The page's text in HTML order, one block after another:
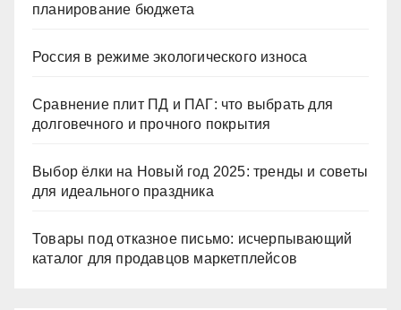
планирование бюджета
Россия в режиме экологического износа
Сравнение плит ПД и ПАГ: что выбрать для
долговечного и прочного покрытия
Выбор ёлки на Новый год 2025: тренды и советы
для идеального праздника
Товары под отказное письмо: исчерпывающий
каталог для продавцов маркетплейсов